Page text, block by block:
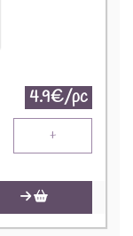
4.9€/pc
+